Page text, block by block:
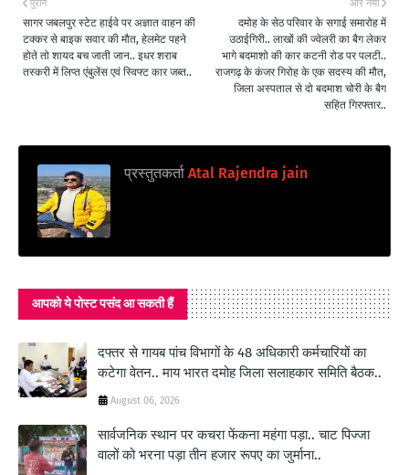
और नया
दमोह के सेठ परिवार के सगाई समारोह में
उठाईगिरी.. लाखों की ज्वेलरी का बैग लेकर
भागे बदमाशो की कार कटनी रोड पर पलटी..
राजगढ़ के कंजर गिरोह के एक सदस्य की मौत,
जिला अस्पताल से दो बदमाश चोरी के बैग
सहित गिरफ्तार..
पुराने
सागर जबलपुर स्टेट हाईवे पर अज्ञात वाहन की
टक्कर से बाइक सवार की मौत, हेलमेट पहने
होते तो शायद बच जाती जान.. इधर शराब
तस्करी में लिप्त एंबुलेंस एवं स्विफ्ट कार जब्त..
प्रस्तुतकर्ता Atal Rajendra jain
आपको ये पोस्ट पसंद आ सकती हैं
दफ्तर से गायब पांच विभागों के 48 अधिकारी कर्मचारियों का
कटेगा वेतन.. माय भारत दमोह जिला सलाहकार समिति बैठक..
August 06, 2026
सार्वजनिक स्थान पर कचरा फेंकना महंगा पड़ा.. चाट पिज्जा
वालों को भरना पड़ा तीन हजार रूपए का जुर्माना..